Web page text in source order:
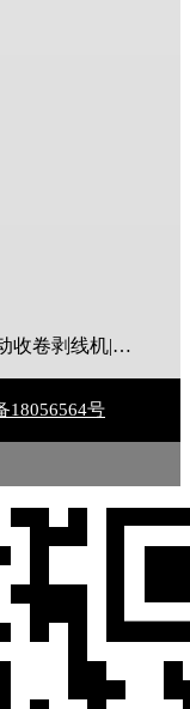
自动喷码剥线机|激光打标剥线机|自动收卷剥线机|全伺服剥线机|大平方剥线机|新能源剥线机|多芯线剥线机|护套线剥线机|排线剥线机|折弯剥线机|同轴线剥线机|漆包线脱漆机|废线剥皮机|裁线机|剥线机|电脑剥线机
18056564号